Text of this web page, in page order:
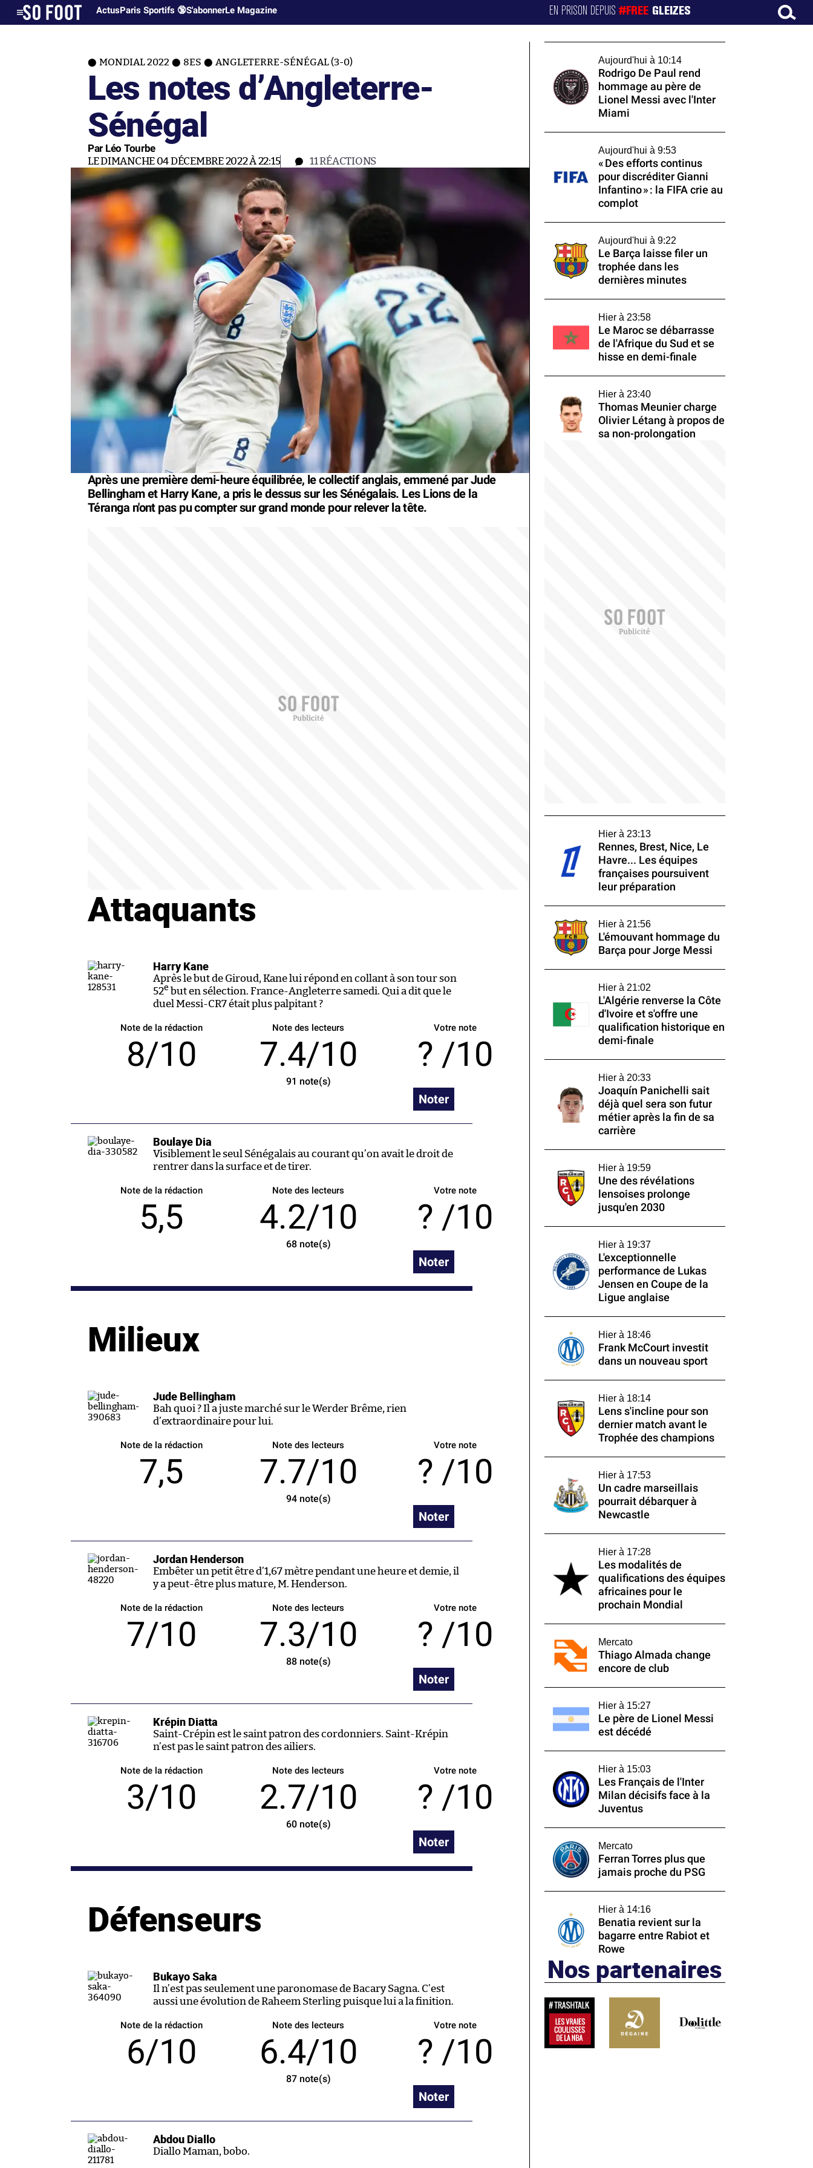
ActusParis Sportifs 🔞S'abonnerLe Magazine EN PRISON DEPUIS#FREE GLEIZES
MONDIAL 2022 8ES ANGLETERRE-SÉNÉGAL (3-0)
Les notes d’Angleterre-
Sénégal
Par Léo Tourbe
LE DIMANCHE 04 DÉCEMBRE 2022 À 22:15 11RÉACTIONS
Après une première demi-heure équilibrée, le collectif anglais, emmené par Jude
Bellingham et Harry Kane, a pris le dessus sur les Sénégalais. Les Lions de la
Téranga n'ont pas pu compter sur grand monde pour relever la tête.
Attaquants
Harry Kane
Après le but de Giroud, Kane lui répond en collant à son tour son
52e but en sélection. France-Angleterre samedi. Qui a dit que le
duel Messi-CR7 était plus palpitant ?
Note de la rédaction
8/10
Note des lecteurs
7.4/10
91 note(s)
Votre note
/10
Noter
Boulaye Dia
Visiblement le seul Sénégalais au courant qu’on avait le droit de
rentrer dans la surface et de tirer.
Note de la rédaction
5,5
Note des lecteurs
4.2/10
68note(s)
Votre note
/10
Noter
Milieux
Jude Bellingham
Bah quoi ? Il a juste marché sur le Werder Brême, rien
d’extraordinaire pour lui.
Note de la rédaction
7,5
Note des lecteurs
7.7/10
94note(s)
Votre note
/10
Noter
Jordan Henderson
Embêter un petit être d’1,67 mètre pendant une heure et demie, il
y a peut-être plus mature, M. Henderson.
Note de la rédaction
7/10
Note des lecteurs
7.3/10
88note(s)
Votre note
/10
Noter
Krépin Diatta
Saint-Crépin est le saint patron des cordonniers. Saint-Krépin
n’est pas le saint patron des ailiers.
Note de la rédaction
3/10
Note des lecteurs
2.7/10
60note(s)
Votre note
/10
Noter
Défenseurs
Bukayo Saka
Il n’est pas seulement une paronomase de Bacary Sagna. C’est
aussi une évolution de Raheem Sterling puisque lui a la finition.
Note de la rédaction
6/10
Note des lecteurs
6.4/10
87note(s)
Votre note
/10
Noter
Abdou Diallo
Diallo Maman, bobo.
Aujourd'hui à 10:14
Rodrigo De Paul rend
hommage au père de
Lionel Messi avec l'Inter
Miami
Aujourd'hui à 9:53
« Des efforts continus
pour discréditer Gianni
Infantino » : la FIFA crie au
complot
Aujourd'hui à 9:22
Le Barça laisse filer un
trophée dans les
dernières minutes
Hier à 23:58
Le Maroc se débarrasse
de l'Afrique du Sud et se
hisse en demi-finale
Hier à 23:40
Thomas Meunier charge
Olivier Létang à propos de
sa non-prolongation
Hier à 23:13
Rennes, Brest, Nice, Le
Havre... Les équipes
françaises poursuivent
leur préparation
Hier à 21:56
L'émouvant hommage du
Barça pour Jorge Messi
Hier à 21:02
L'Algérie renverse la Côte
d'Ivoire et s'offre une
qualification historique en
demi-finale
Hier à 20:33
Joaquín Panichelli sait
déjà quel sera son futur
métier après la fin de sa
carrière
Hier à 19:59
Une des révélations
lensoises prolonge
jusqu'en 2030
Hier à 19:37
L'exceptionnelle
performance de Lukas
Jensen en Coupe de la
Ligue anglaise
Hier à 18:46
Frank McCourt investit
dans un nouveau sport
Hier à 18:14
Lens s'incline pour son
dernier match avant le
Trophée des champions
Hier à 17:53
Un cadre marseillais
pourrait débarquer à
Newcastle
Hier à 17:28
Les modalités de
qualifications des équipes
africaines pour le
prochain Mondial
Mercato
Thiago Almada change
encore de club
Hier à 15:27
Le père de Lionel Messi
est décédé
Hier à 15:03
Les Français de l'Inter
Milan décisifs face à la
Juventus
Mercato
Ferran Torres plus que
jamais proche du PSG
Hier à 14:16
Benatia revient sur la
bagarre entre Rabiot et
Rowe
Nos partenaires